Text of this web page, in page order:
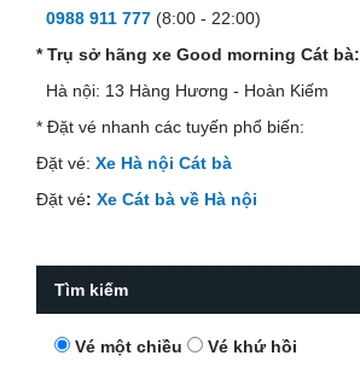
0988 911 777 (8:00 - 22:00)
* Trụ sở hãng xe Good morning Cát bà:
Hà nội: 13 Hàng Hương - Hoàn Kiếm
* Đặt vé nhanh các tuyến phổ biến:
Đặt vé: Xe Hà nội Cát bà
Đặt vé: Xe Cát bà về Hà nội
Tìm kiếm
Vé một chiều Vé khứ hồi